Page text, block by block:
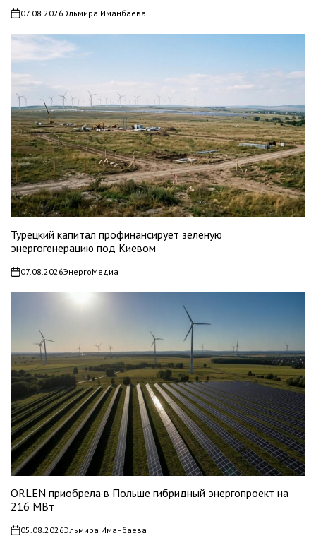
on07.08.2026Эльмира Иманбаева
Турецкий капитал профинансирует зеленую
энергогенерацию под Киевом
on07.08.2026ЭнергоМедиа
ORLEN приобрела в Польше гибридный энергопроект на
216 МВт
on05.08.2026Эльмира Иманбаева